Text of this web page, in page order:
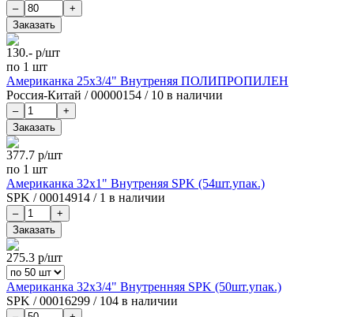
130.- р/шт
по 1 шт
Американка 25х3/4" Внутреняя ПОЛИПРОПИЛЕН
Россия-Китай /00000154 / 10 в наличии
377.7 р/шт
по 1 шт
Американка 32х1" Внутреняя SPK (54шт.упак.)
SPK /00014914 / 1 в наличии
275.3 р/шт
Американка 32х3/4" Внутренняя SPK (50шт.упак.)
SPK /00016299 / 104 в наличии